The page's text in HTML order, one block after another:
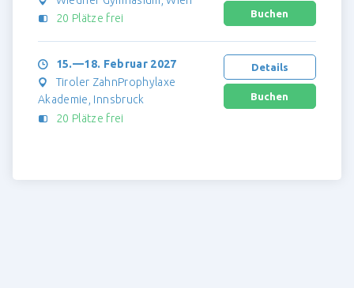
20 Plätze frei
15.—18. Februar 2027
Tiroler ZahnProphylaxe
Akademie, Innsbruck
20 Plätze frei
Details